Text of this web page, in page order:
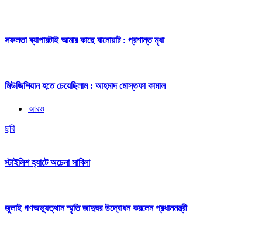
সফলতা ব্যাপারটাই আমার কাছে বানোয়াট : প্রশান্ত মৃধা
মিউজিশিয়ান হতে চেয়েছিলাম : আহমাদ মোস্তফা কামাল
আরও
ছবি
স্টাইলিশ হ্যাটে অচেনা সাবিলা
জুলাই গণঅভ্যুত্থান স্মৃতি জাদুঘর উদ্বোধন করলেন প্রধানমন্ত্রী